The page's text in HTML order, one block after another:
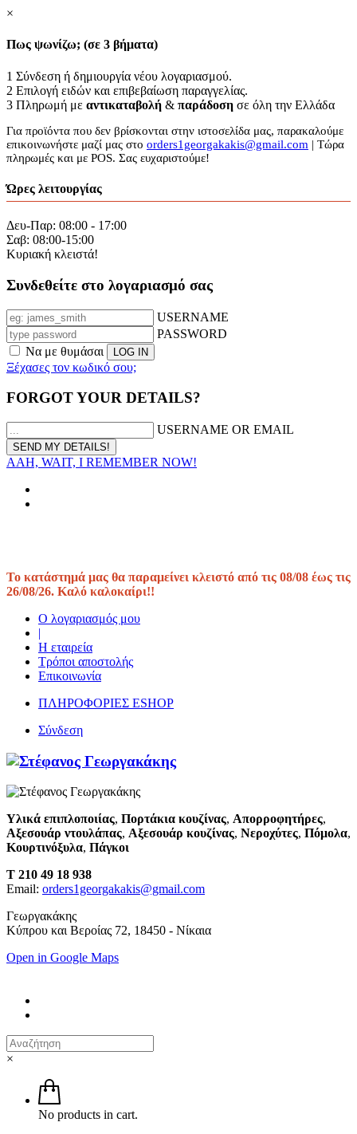
×
Πως ψωνίζω; (σε 3 βήματα)
1 Σύνδεση ή δημιουργία νέου λογαριασμού.
2 Επιλογή ειδών και επιβεβαίωση παραγγελίας.
3 Πληρωμή με αντικαταβολή & παράδοση σε όλη την Ελλάδα
Για προϊόντα που δεν βρίσκονται στην ιστοσελίδα μας, παρακαλούμε
επικοινωνήστε μαζί μας στο orders1georgakakis@gmail.com | Τώρα
πληρωμές και με POS. Σας ευχαριστούμε!
Ώρες λειτουργίας
Δευ-Παρ: 08:00 - 17:00
Σαβ: 08:00-15:00
Κυριακή κλειστά!
Συνδεθείτε στο λογαριασμό σας
USERNAME
PASSWORD
Να με θυμάσαι
Ξέχασες τον κωδικό σου;
FORGOT YOUR DETAILS?
USERNAME OR EMAIL
AAH, WAIT, I REMEMBER NOW!
Το κατάστημά μας θα παραμείνει κλειστό από τις 08/08 έως τις
26/08/26. Καλό καλοκαίρι!!
Ο λογαριασμός μου
|
Η εταιρεία
Τρόποι αποστολής
Επικοινωνία
ΠΛΗΡΟΦΟΡΙΕΣ ESHOP
Σύνδεση
Υλικά επιπλοποιίας, Πορτάκια κουζίνας, Απορροφητήρες,
Αξεσουάρ ντουλάπας, Αξεσουάρ κουζίνας, Νεροχύτες, Πόμολα,
Κουρτινόξυλα, Πάγκοι
T 210 49 18 938
Email: orders1georgakakis@gmail.com
Γεωργακάκης
Κύπρου και Βεροίας 72, 18450 - Νίκαια
Open in Google Maps
×
No products in cart.